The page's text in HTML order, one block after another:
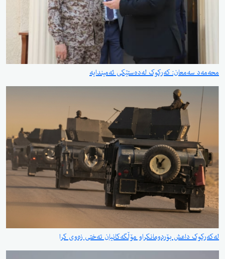
محەمەد سەمعان: کەرکوک لەدەستێکی ئەمیندایە
لەکەرکوک داعش بۆردومانکراو مۆڵگەکانیان تەختی زەوی کرا